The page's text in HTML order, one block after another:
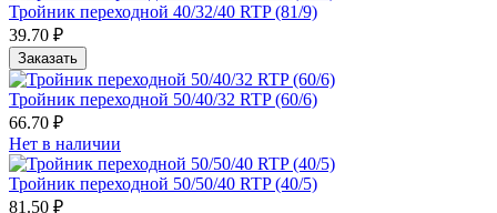
Тройник переходной 40/32/40 RTP (81/9)
39.70 ₽
Заказать
Тройник переходной 50/40/32 RTP (60/6)
66.70 ₽
Нет в наличии
Тройник переходной 50/50/40 RTP (40/5)
81.50 ₽